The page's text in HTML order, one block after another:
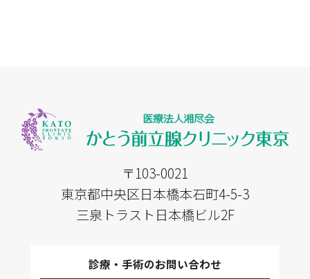
〒103-0021
東京都中央区日本橋本石町4-5-3
三泉トラスト日本橋ビル2F
診療・手術のお問い合わせ